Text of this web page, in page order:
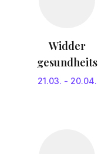
Widder
gesundheits
21.03. - 20.04.